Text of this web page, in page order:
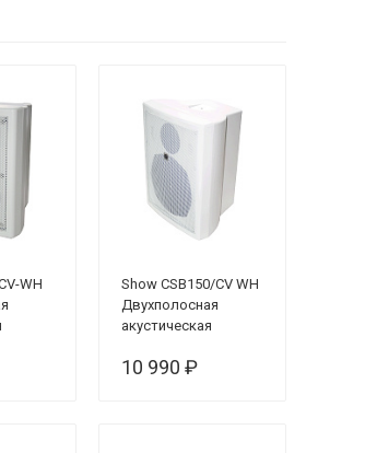
WH
Show CSB150/CV WH
Двухполосная
акустическая
10 990 ₽